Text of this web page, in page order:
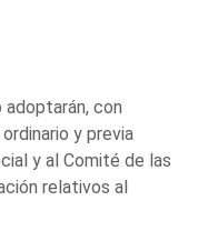
adoptarán, con
y previa
y al Comité de las
relativos al